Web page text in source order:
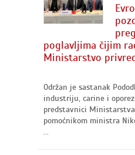
poglavljima čijim
Ministarstvo
Održan je sastanak
industriju, carine i
predstavnici
pomoćnikom ministra
...